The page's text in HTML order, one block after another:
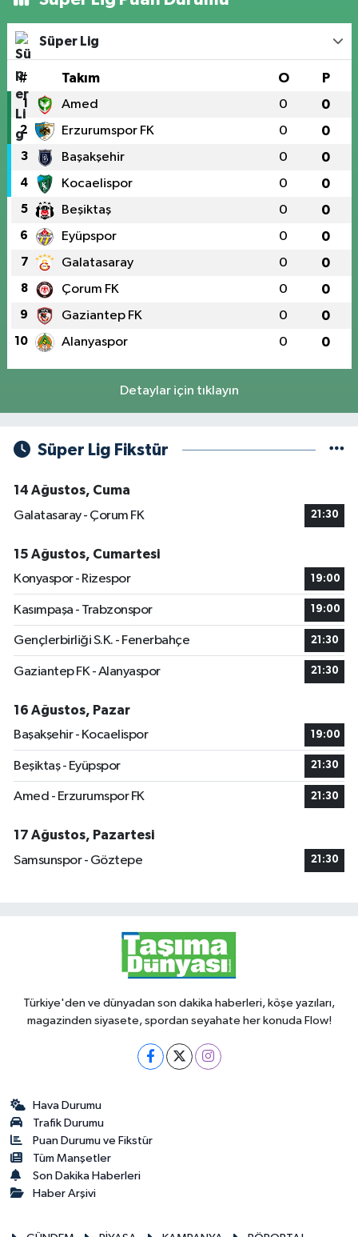
Süper Lig
# Takım O P
1 Amed 0 0
2 Erzurumspor FK 0 0
3 Başakşehir 0 0
4 Kocaelispor 0 0
5 Beşiktaş 0 0
6 Eyüpspor 0 0
7 Galatasaray 0 0
8 Çorum FK 0 0
9 Gaziantep FK 0 0
10 Alanyaspor 0 0
Detaylar için tıklayın
Süper Lig Fikstür
14 Ağustos, Cuma
Galatasaray - Çorum FK
21:30
15 Ağustos, Cumartesi
Konyaspor - Rizespor
19:00
Kasımpaşa - Trabzonspor 19:00
Gençlerbirliği S.K. - Fenerbahçe 21:30
Gaziantep FK - Alanyaspor 21:30
16 Ağustos, Pazar
Başakşehir - Kocaelispor
19:00
Beşiktaş - Eyüpspor 21:30
Amed - Erzurumspor FK 21:30
17 Ağustos, Pazartesi
Samsunspor - Göztepe
21:30
Türkiye'den ve dünyadan son dakika haberleri, köşe yazıları,
magazinden siyasete, spordan seyahate her konuda Flow!
Hava Durumu
Trafik Durumu
Puan Durumu ve Fikstür
Tüm Manşetler
Son Dakika Haberleri
Haber Arşivi